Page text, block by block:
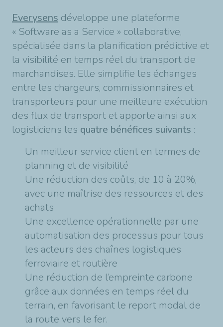
Everysens développe une plateforme
« Software as a Service » collaborative,
spécialisée dans la planification prédictive et
la visibilité en temps réel du transport de
marchandises. Elle simplifie les échanges
entre les chargeurs, commissionnaires et
transporteurs pour une meilleure exécution
des flux de transport et apporte ainsi aux
logisticiens les quatre bénéfices suivants :
Un meilleur service client en termes de
planning et de visibilité
Une réduction des coûts, de 10 à 20%,
avec une maîtrise des ressources et des
achats
Une excellence opérationnelle par une
automatisation des processus pour tous
les acteurs des chaînes logistiques
ferroviaire et routière
Une réduction de l’empreinte carbone
grâce aux données en temps réel du
terrain, en favorisant le report modal de
la route vers le fer.